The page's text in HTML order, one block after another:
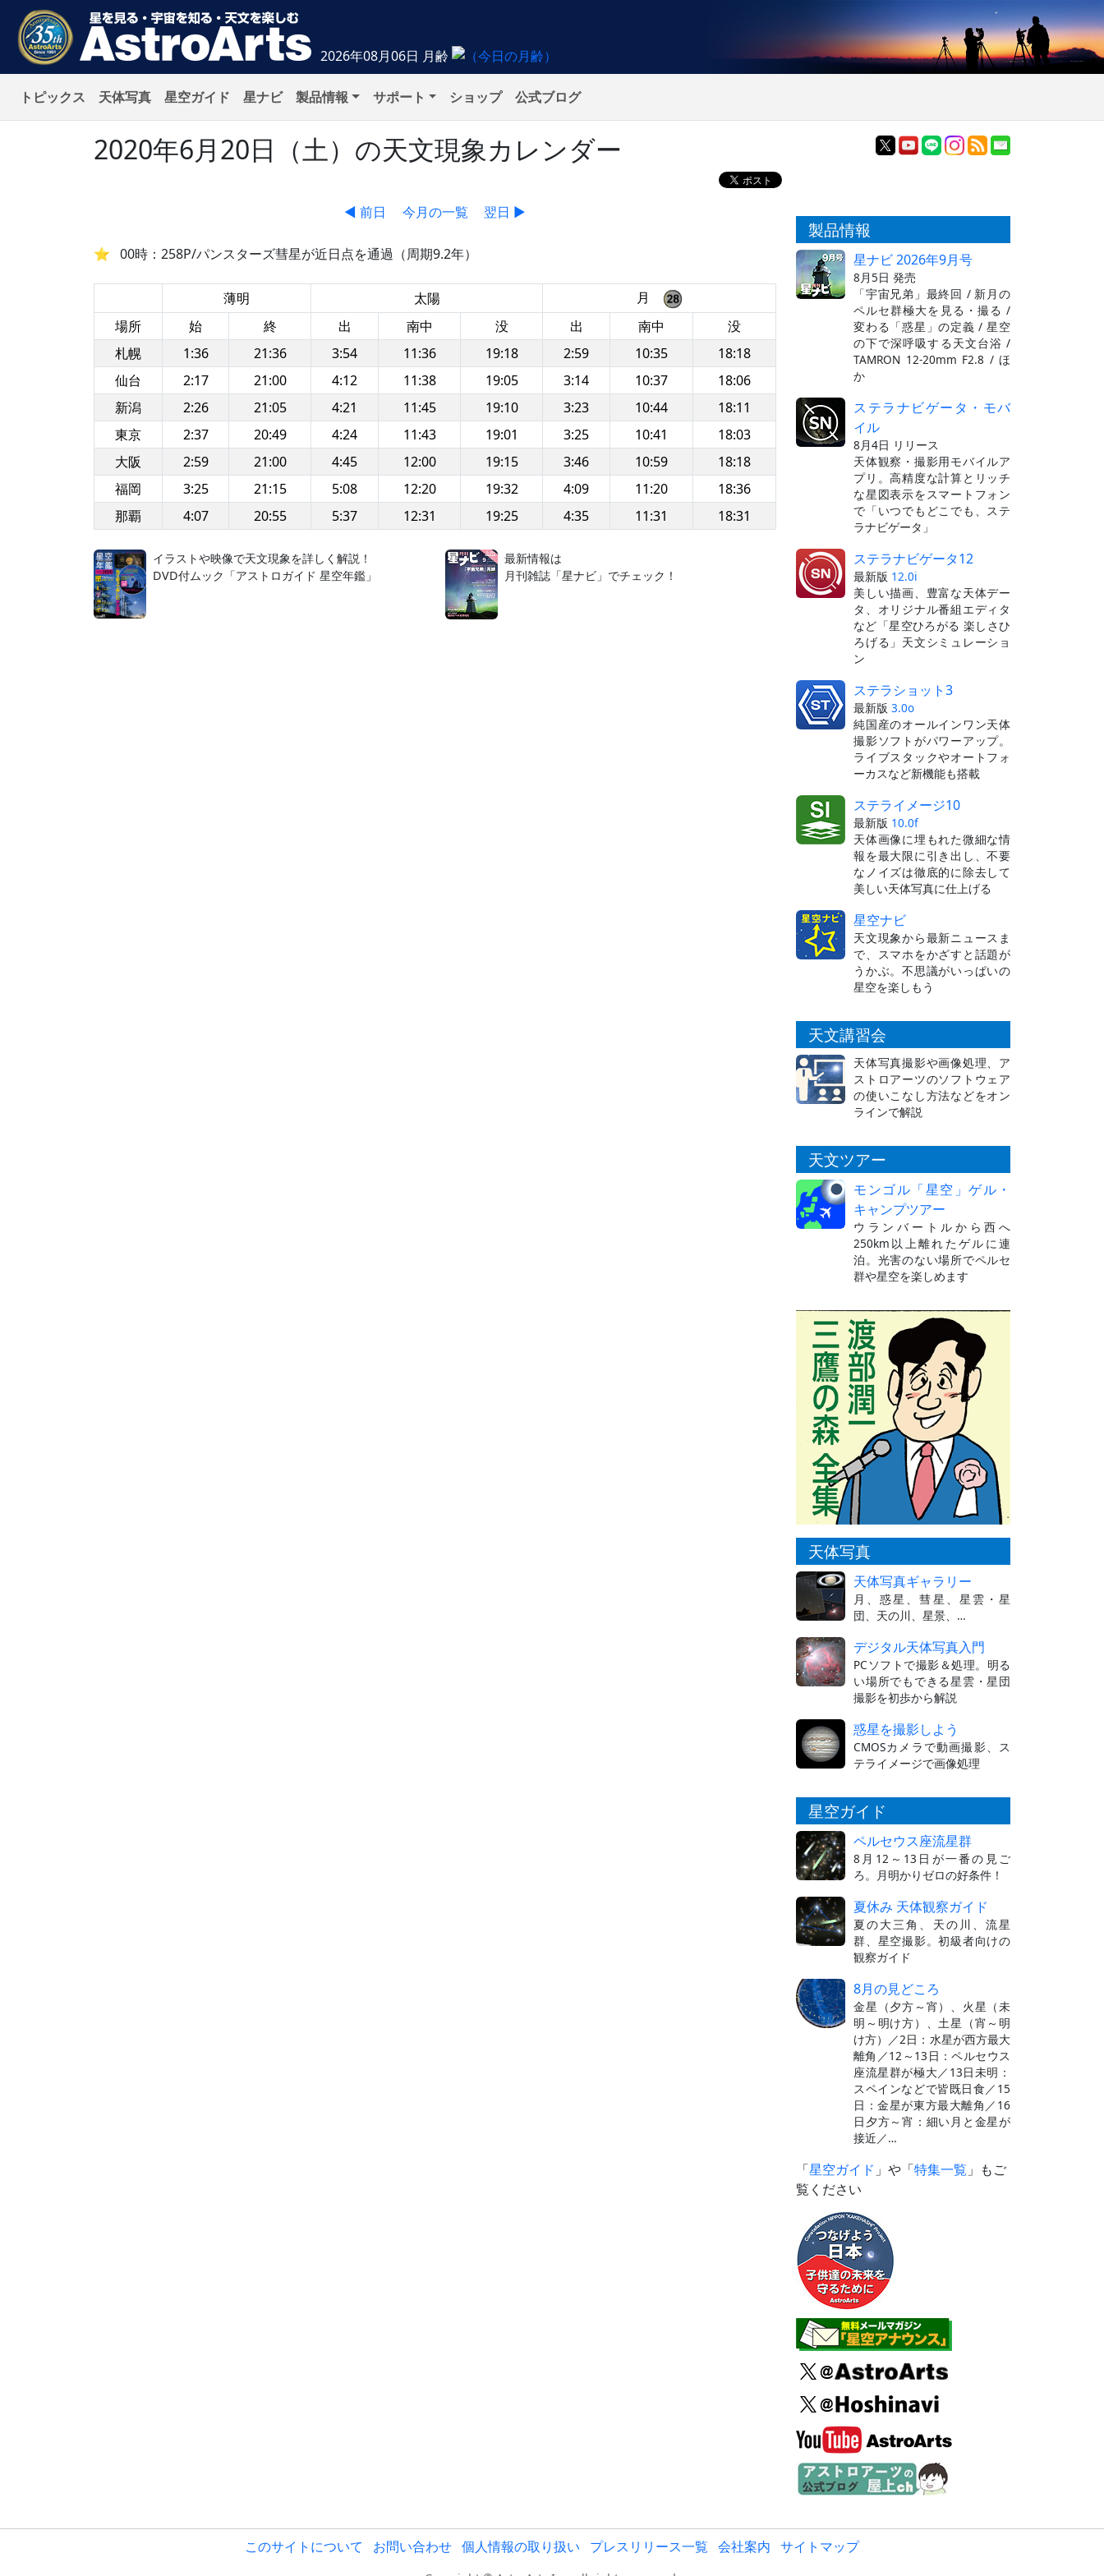
2026年08月06日 月齢
トピックス 天体写真 星空ガイド 星ナビ 製品情報 サポート ショップ 公式ブログ
2020年6月20日（土）の天文現象カレンダー
◀ 前日 今月の一覧 翌日 ▶
00時：258P/パンスターズ彗星が近日点を通過（周期9.2年）
薄明 太陽
月
場所
始 終 出 南中 没 出 南中
没
札幌
1:36 21:36 3:54 11:36 19:18 2:59 10:35
18:18
仙台
2:17 21:00 4:12 11:38 19:05 3:14 10:37
18:06
新潟
2:26 21:05 4:21 11:45 19:10 3:23 10:44
18:11
東京
2:37 20:49 4:24 11:43 19:01 3:25 10:41
18:03
大阪
2:59 21:00 4:45 12:00 19:15 3:46 10:59
18:18
福岡
3:25 21:15 5:08 12:20 19:32 4:09 11:20
18:36
那覇
4:07 20:55 5:37 12:31 19:25 4:35 11:31 18:31
イラストや映像で天文現象を詳しく解説！
DVD付ムック「アストロガイド 星空年鑑」
最新情報は
月刊雑誌「星ナビ」でチェック！
製品情報
星ナビ 2026年9月号
8月5日 発売
「宇宙兄弟」最終回 / 新月の
ペルセ群極大を見る・撮る /
変わる「惑星」の定義 / 星空
の下で深呼吸する天文台浴 /
TAMRON 12-20mm F2.8 / ほ
か
ステラナビゲータ・モバ
イル
8月4日 リリース
天体観察・撮影用モバイルア
プリ。高精度な計算とリッチ
な星図表示をスマートフォン
で「いつでもどこでも、ステ
ラナビゲータ」
ステラナビゲータ12
最新版 12.0i
美しい描画、豊富な天体デー
タ、オリジナル番組エディタ
など「星空ひろがる 楽しさひ
ろげる」天文シミュレーショ
ン
ステラショット3
最新版 3.0o
純国産のオールインワン天体
撮影ソフトがパワーアップ。
ライブスタックやオートフォ
ーカスなど新機能も搭載
ステライメージ10
最新版 10.0f
天体画像に埋もれた微細な情
報を最大限に引き出し、不要
なノイズは徹底的に除去して
美しい天体写真に仕上げる
星空ナビ
天文現象から最新ニュースま
で、スマホをかざすと話題が
うかぶ。不思議がいっぱいの
星空を楽しもう
天文講習会
天体写真撮影や画像処理、ア
ストロアーツのソフトウェア
の使いこなし方法などをオン
ラインで解説
天文ツアー
モンゴル「星空」ゲル・
キャンプツアー
ウランバートルから西へ
250km以上離れたゲルに連
泊。光害のない場所でペルセ
群や星空を楽しめます
天体写真
天体写真ギャラリー
月、惑星、彗星、星雲・星
団、天の川、星景、…
デジタル天体写真入門
PCソフトで撮影＆処理。明る
い場所でもできる星雲・星団
撮影を初歩から解説
惑星を撮影しよう
CMOSカメラで動画撮影、ス
テライメージで画像処理
星空ガイド
ペルセウス座流星群
8月12～13日が一番の見ご
ろ。月明かりゼロの好条件！
夏休み 天体観察ガイド
夏の大三角、天の川、流星
群、星空撮影。初級者向けの
観察ガイド
8月の見どころ
金星（夕方～宵）、火星（未
明～明け方）、土星（宵～明
け方）／2日：水星が西方最大
離角／12～13日：ペルセウス
座流星群が極大／13日未明：
スペインなどで皆既日食／15
日：金星が東方最大離角／16
日夕方～宵：細い月と金星が
接近／…
「星空ガイド 」や「特集一覧 」もご
覧ください
このサイトについて お問い合わせ 個人情報の取り扱い プレスリリース一覧 会社案内 サイトマップ